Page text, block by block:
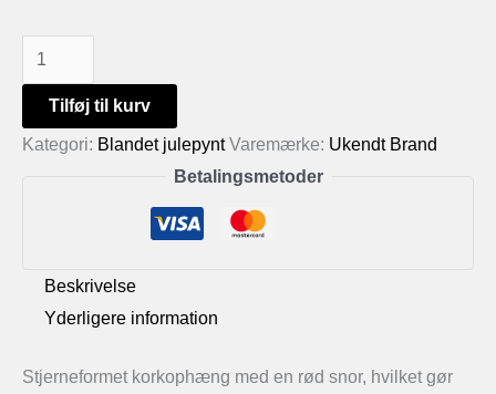
Stjerneformet
korkophæng
antalTilføj til kurv
Kategori: Blandet julepynt Varemærke: Ukendt Brand
Betalingsmetoder
Beskrivelse
Yderligere information
Stjerneformet korkophæng med en rød snor, hvilket gør